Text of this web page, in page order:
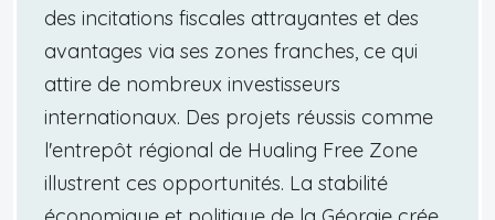
des incitations fiscales attrayantes et des
avantages via ses zones franches, ce qui
attire de nombreux investisseurs
internationaux. Des projets réussis comme
l'entrepôt régional de Hualing Free Zone
illustrent ces opportunités. La stabilité